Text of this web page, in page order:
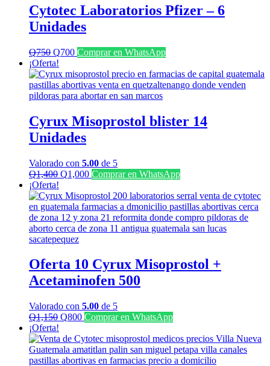
Cytotec Laboratorios Pfizer – 6
Unidades
Q750 El
precio
original
era:
Q750.
Q700El
actual
es:
Q700.
Comprar en WhatsApp
¡Oferta!
Cyrux Misoprostol blister 14
Unidades
Valorado con 5.00 de 5
Q1,400 El
original
era:
Q1,400.
Q1,000El
actual
es:
Q1,000.
Comprar en WhatsApp
¡Oferta!
Oferta 10 Cyrux Misoprostol +
Acetaminofen 500
Valorado con 5.00 de 5
Q1,150 El
original
era:
Q1,150.
Q800El
actual
es:
Q800.
Comprar en WhatsApp
¡Oferta!